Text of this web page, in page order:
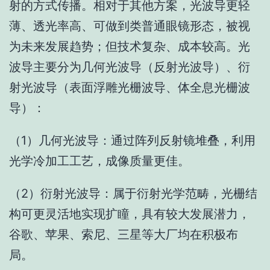
射的方式传播。相对于其他方案，光波导更轻
薄、透光率高、可做到类普通眼镜形态，被视
为未来发展趋势；但技术复杂、成本较高。光
波导主要分为几何光波导（反射光波导）、衍
射光波导（表面浮雕光栅波导、体全息光栅波
导）：
（1）几何光波导：通过阵列反射镜堆叠，利用
光学冷加工工艺，成像质量更佳。
（2）衍射光波导：属于衍射光学范畴，光栅结
构可更灵活地实现扩瞳，具有较大发展潜力，
谷歌、苹果、索尼、三星等大厂均在积极布
局。